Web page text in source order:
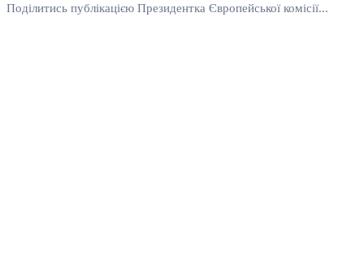
Поділитись публікацією Президентка Європейської комісії...